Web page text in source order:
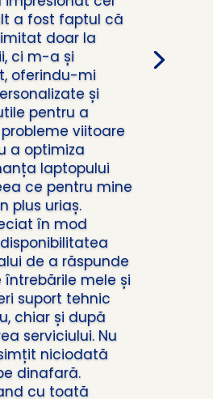
a fost faptul că
doar la
ci m-a și
oferindu-mi
și
pentru a
viitoare
a optimiza
laptopului
ce pentru mine
plus uriaș.
în mod
de a răspunde
mele și
suport tehnic
chiar și după
serviciului. Nu
niciodată
dinafară.
cu toată